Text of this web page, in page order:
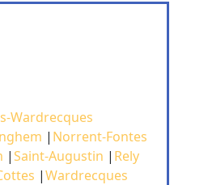
Wardrecques
| Norrent-Fontes
|Saint-Augustin | Rely
|Wardrecques